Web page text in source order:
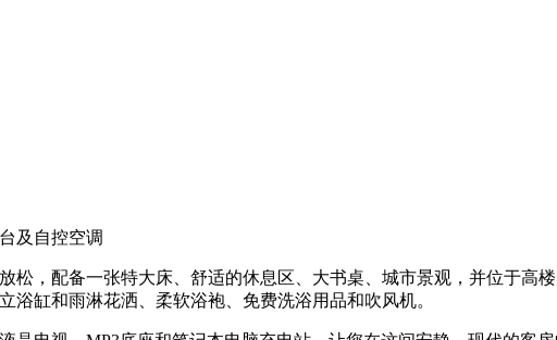
及自控空调
松，配备一张特大床、舒适的休息区、大书桌、城市景观，并位于高
浴缸和雨淋花洒、柔软浴袍、免费洗浴用品和吹风机。